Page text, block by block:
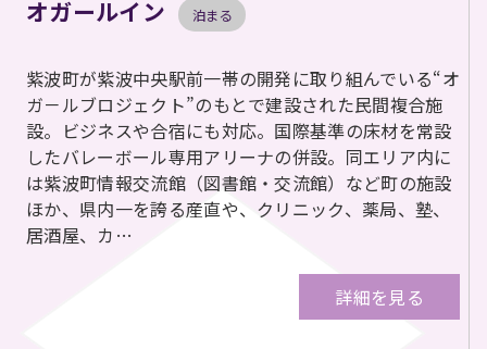
オガールイン 泊まる
紫波町が紫波中央駅前一帯の開発に取り組んでいる“オ
ガ－ルブロジェクト”のもとで建設された民間複合施
設。ビジネスや合宿にも対応。国際基準の床材を常設
したバレーボール専用アリーナの併設。同エリア内に
は紫波町情報交流館（図書館・交流館）など町の施設
ほか、県内一を誇る産直や、クリニック、薬局、塾、
居酒屋、カ…
詳細を見る